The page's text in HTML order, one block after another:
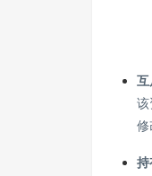
互
该
修
持